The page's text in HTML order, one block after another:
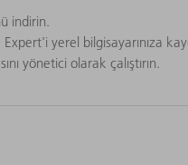
indirin.
Expert'i yerel bilgisayarınıza
yönetici olarak çalıştırın.